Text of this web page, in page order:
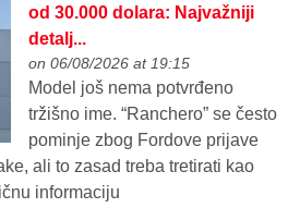
od 30.000 dolara: Najvažniji
detalj...
on 06/08/2026 at 19:15
Model još nema potvrđeno
tržišno ime. “Ranchero” se često
pominje zbog Fordove prijave
ali to zasad treba tretirati kao
informaciju